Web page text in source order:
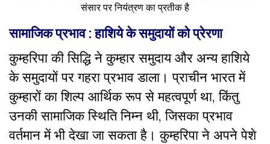
संसार पर नियंत्रण का प्रतीक है
सामाजिक प्रभाव : हाशिये के समुदायों को प्रेरणा
कुम्हरिपा की सिद्धि ने कुम्हार समुदाय और अन्य हाशिये
के समुदायों पर गहरा प्रभाव डाला। प्राचीन भारत में
कुम्हारों का शिल्प आर्थिक रूप से महत्वपूर्ण था, किंतु
उनकी सामाजिक स्थिति निम्न थी, जिसका प्रभाव
वर्तमान में भी देखा जा सकता है। कुम्हरिपा ने अपने पेशे